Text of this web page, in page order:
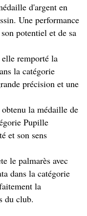
d'argent en
Une performance
potentiel et de sa
remporté la
la catégorie
précision et une
la médaille de
Pupille
et son sens
le palmarès avec
dans la catégorie
la
du club.